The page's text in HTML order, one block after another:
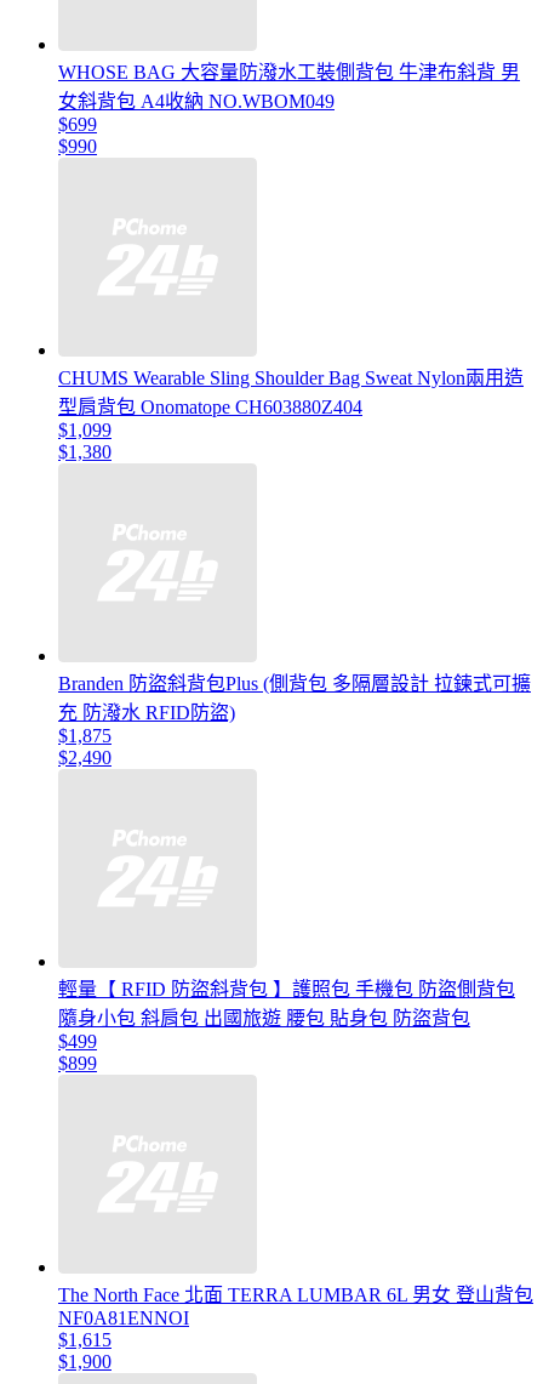
WHOSE BAG 大容量防潑水工裝側背包 牛津布斜背 男
女斜背包 A4收納 NO.WBOM049
$699
$990
CHUMS Wearable Sling Shoulder Bag Sweat Nylon兩用造
型肩背包 Onomatope CH603880Z404
$1,099
$1,380
Branden 防盜斜背包Plus (側背包 多隔層設計 拉鍊式可擴
充 防潑水 RFID防盜)
$1,875
$2,490
輕量【 RFID 防盜斜背包 】護照包 手機包 防盜側背包
隨身小包 斜肩包 出國旅遊 腰包 貼身包 防盜背包
$499
$899
The North Face 北面 TERRA LUMBAR 6L 男女 登山背包
NF0A81ENNOI
$1,615
$1,900